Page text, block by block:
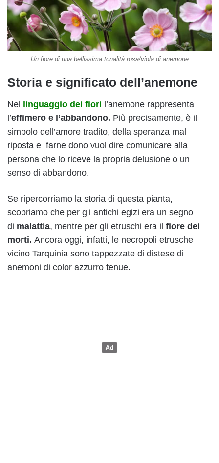
Un fiore di una bellissima tonalità rosa/viola di anemone
Storia e significato dell’anemone
Nel linguaggio dei fiori l’anemone rappresenta
l’effimero e l’abbandono. Più precisamente, è il
simbolo dell’amore tradito, della speranza mal
riposta e farne dono vuol dire comunicare alla
persona che lo riceve la propria delusione o un
senso di abbandono.
Se ripercorriamo la storia di questa pianta,
scopriamo che per gli antichi egizi era un segno
di malattia, mentre per gli etruschi era il fiore dei
morti. Ancora oggi, infatti, le necropoli etrusche
vicino Tarquinia sono tappezzate di distese di
anemoni di color azzurro tenue.